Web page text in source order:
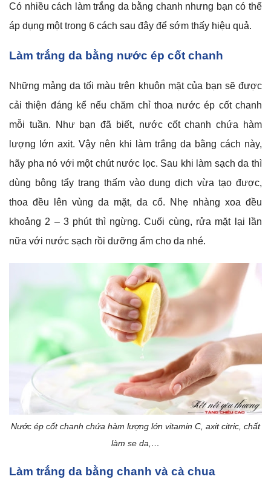
Có nhiều cách làm trắng da bằng chanh nhưng bạn có thể
áp dụng một trong 6 cách sau đây để sớm thấy hiệu quả.
Làm trắng da bằng nước ép cốt chanh
Những mảng da tối màu trên khuôn mặt của bạn sẽ được
cải thiện đáng kể nếu chăm chỉ thoa nước ép cốt chanh
mỗi tuần. Như bạn đã biết, nước cốt chanh chứa hàm
lượng lớn axit. Vậy nên khi làm trắng da bằng cách này,
hãy pha nó với một chút nước lọc. Sau khi làm sạch da thì
dùng bông tẩy trang thấm vào dung dịch vừa tạo được,
thoa đều lên vùng da mặt, da cổ. Nhẹ nhàng xoa đều
khoảng 2 – 3 phút thì ngừng. Cuối cùng, rửa mặt lại lần
nữa với nước sạch rồi dưỡng ẩm cho da nhé.
Nước ép cốt chanh chứa hàm lượng lớn vitamin C, axit citric, chất
làm se da,…
Làm trắng da bằng chanh và cà chua